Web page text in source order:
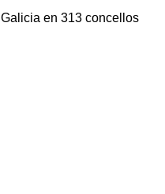
Galicia en 313 concellos